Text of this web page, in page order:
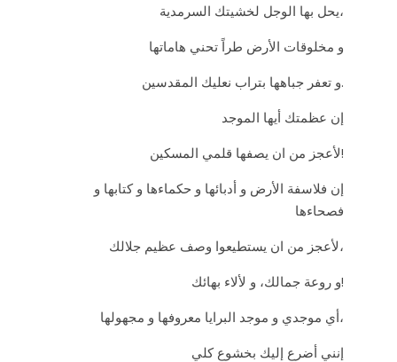
يحل بها الوجل لخشيتك السرمدية،
و مخلوقات الأرض طراً تحني هاماتها
و تعفر جباهها بتراب نعليك المقدسين.
إن عظمتك أيها الموجد
لأعجز من ان يصفها قلمي المسكين!
إن فلاسفة الأرض و أدبائها و حكماءها و كتابها و
فصحاءها
لأعجز من ان يستطيعوا وصف عظيم جلالك،
و روعة جمالك، و لألاء بهائك!
أي موجدي و موجد البرايا معروفها و مجهولها،
إنني أضرع إليك بخشوع كلي